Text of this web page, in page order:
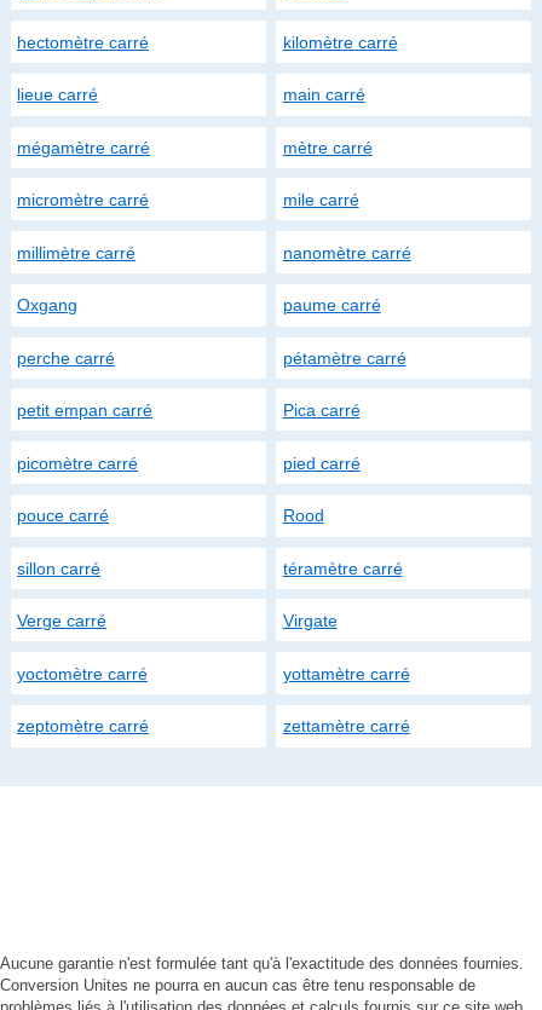
hectomètre carré kilomètre carré
lieue carré main carré
mégamètre carré mètre carré
micromètre carré mile carré
millimètre carré nanomètre carré
Oxgang paume carré
perche carré pétamètre carré
petit empan carré Pica carré
picomètre carré pied carré
pouce carré Rood
sillon carré téramètre carré
Verge carré Virgate
yoctomètre carré yottamètre carré
zeptomètre carré zettamètre carré
Aucune garantie n'est formulée tant qu'à l'exactitude des données fournies.
Conversion Unites ne pourra en aucun cas être tenu responsable de